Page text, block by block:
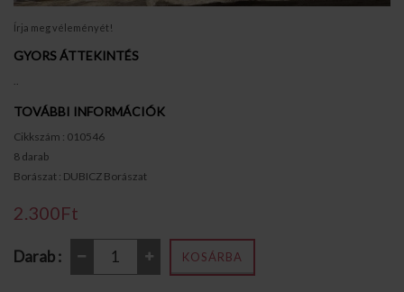
Írja meg véleményét!
GYORS ÁTTEKINTÉS
TOVÁBBI INFORMÁCIÓK
Cikkszám : 010546
8 darab
Borászat : DUBICZ Borászat
2.300Ft
Darab : KOSÁRBA